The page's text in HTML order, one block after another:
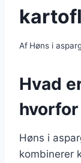
Af Høns i
Hvad
Høns i
kombinerer